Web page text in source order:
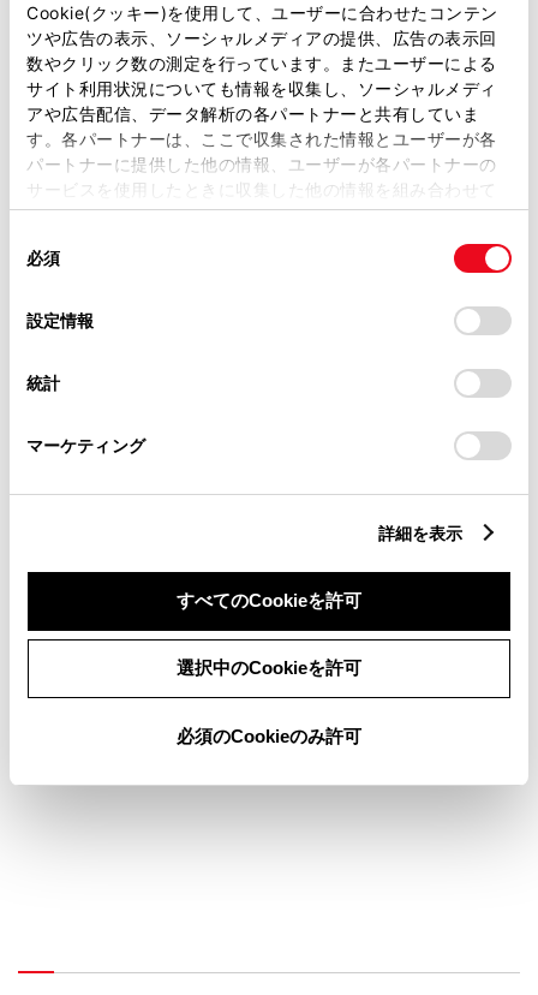
Cookie(クッキー)を使用して、ユーザーに合わせたコンテン
ツや広告の表示、ソーシャルメディアの提供、広告の表示回
数やクリック数の測定を行っています。またユーザーによる
サイト利用状況についても情報を収集し、ソーシャルメディ
アや広告配信、データ解析の各パートナーと共有していま
す。各パートナーは、ここで収集された情報とユーザーが各
パートナーに提供した他の情報、ユーザーが各パートナーの
サービスを使用したときに収集した他の情報を組み合わせて
使用することがあります。当ウェブサイトの使用を続行する
デバイスにすべてのCookie(クッキー)が保存されることに同
意したことになります。Cookie(クッキー)のオプトアウト、
設定の変更、同意を撤回したりするにあたっては、当社の
「Cookie（クッキー）情報の取り扱いについて
」をご覧くだ
必須
設定情報
統計
マーケティング
詳細を表示
すべてのCookieを許可
選択中のCookieを許可
必須のCookieのみ許可